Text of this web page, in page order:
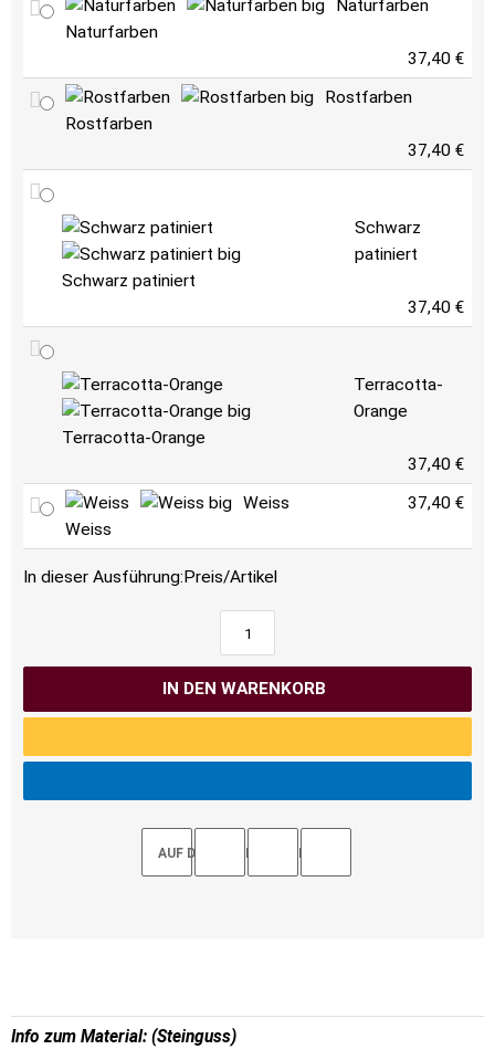
Naturfarben
Naturfarben
37,40 €
Rostfarben
Rostfarben
37,40 €
Schwarz patiniert
Schwarz
patiniert
37,40 €
Terracotta-Orange
Terracotta-
Orange
37,40 €
Weiss
Weiss 37,40 €
In dieser Ausführung:Preis/Artikel
IN DEN WARENKORB
AUF DEN MERKZETTEL
Info zum Material: (Steinguss)